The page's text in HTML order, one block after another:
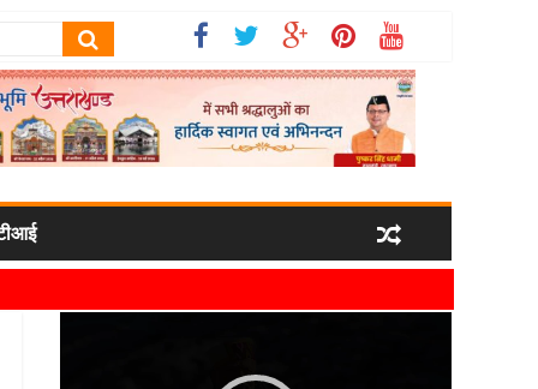
उनका स्वागत किया गया